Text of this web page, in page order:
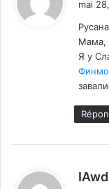
mai
Мама,
Я у